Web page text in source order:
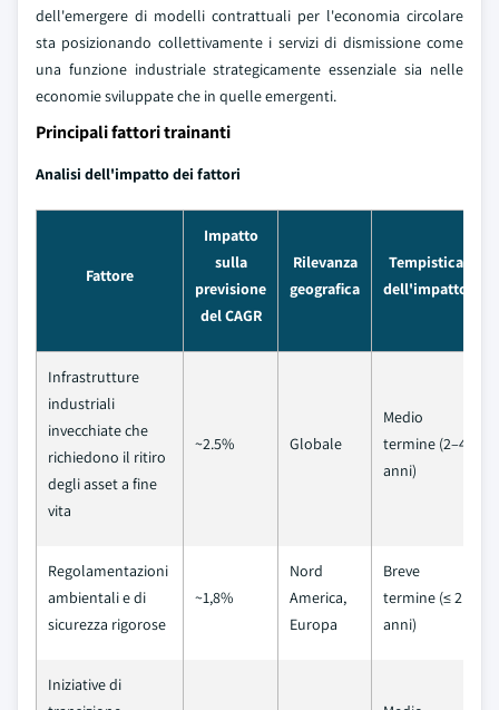
dell'emergere di modelli contrattuali per l'economia circolare
sta posizionando collettivamente i servizi di dismissione come
una funzione industriale strategicamente essenziale sia nelle
economie sviluppate che in quelle emergenti.
Principali fattori trainanti
Analisi dell'impatto dei fattori
Fattore
Impatto
sulla
previsione
del CAGR
Rilevanza
geografica
Tempistica
dell'impatto
Infrastrutture
industriali
invecchiate che
richiedono il ritiro
degli asset a fine
vita
~2.5% Globale
Medio
termine (2–4
anni)
Regolamentazioni
ambientali e di
sicurezza rigorose
~1,8%
Nord
America,
Europa
Breve
termine (≤ 2
anni)
Iniziative di